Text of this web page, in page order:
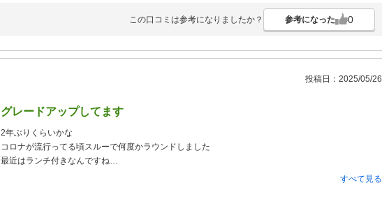
この口コミは参考になりましたか？ 参考になった 0
投稿日：2025/05/26
グレードアップしてます
2年ぶりくらいかな
コロナが流行ってる頃スルーで何度かラウンドしました
最近はランチ付きなんですね
すべて見る